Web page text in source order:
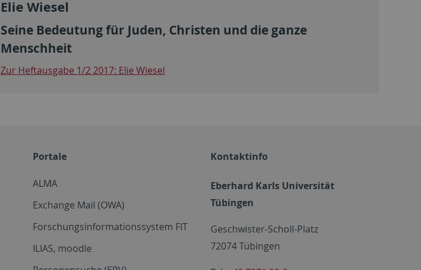
Elie Wiesel
Seine Bedeutung für Juden, Christen und die ganze
Menschheit
Zur Heftausgabe 1/2 2017: Elie Wiesel
Portale
ALMA
Exchange Mail (OWA)
Forschungsinformationssystem FIT
ILIAS, moodle
Kontaktinfo
Eberhard Karls Universität
Tübingen
Geschwister-Scholl-Platz
72074 Tübingen